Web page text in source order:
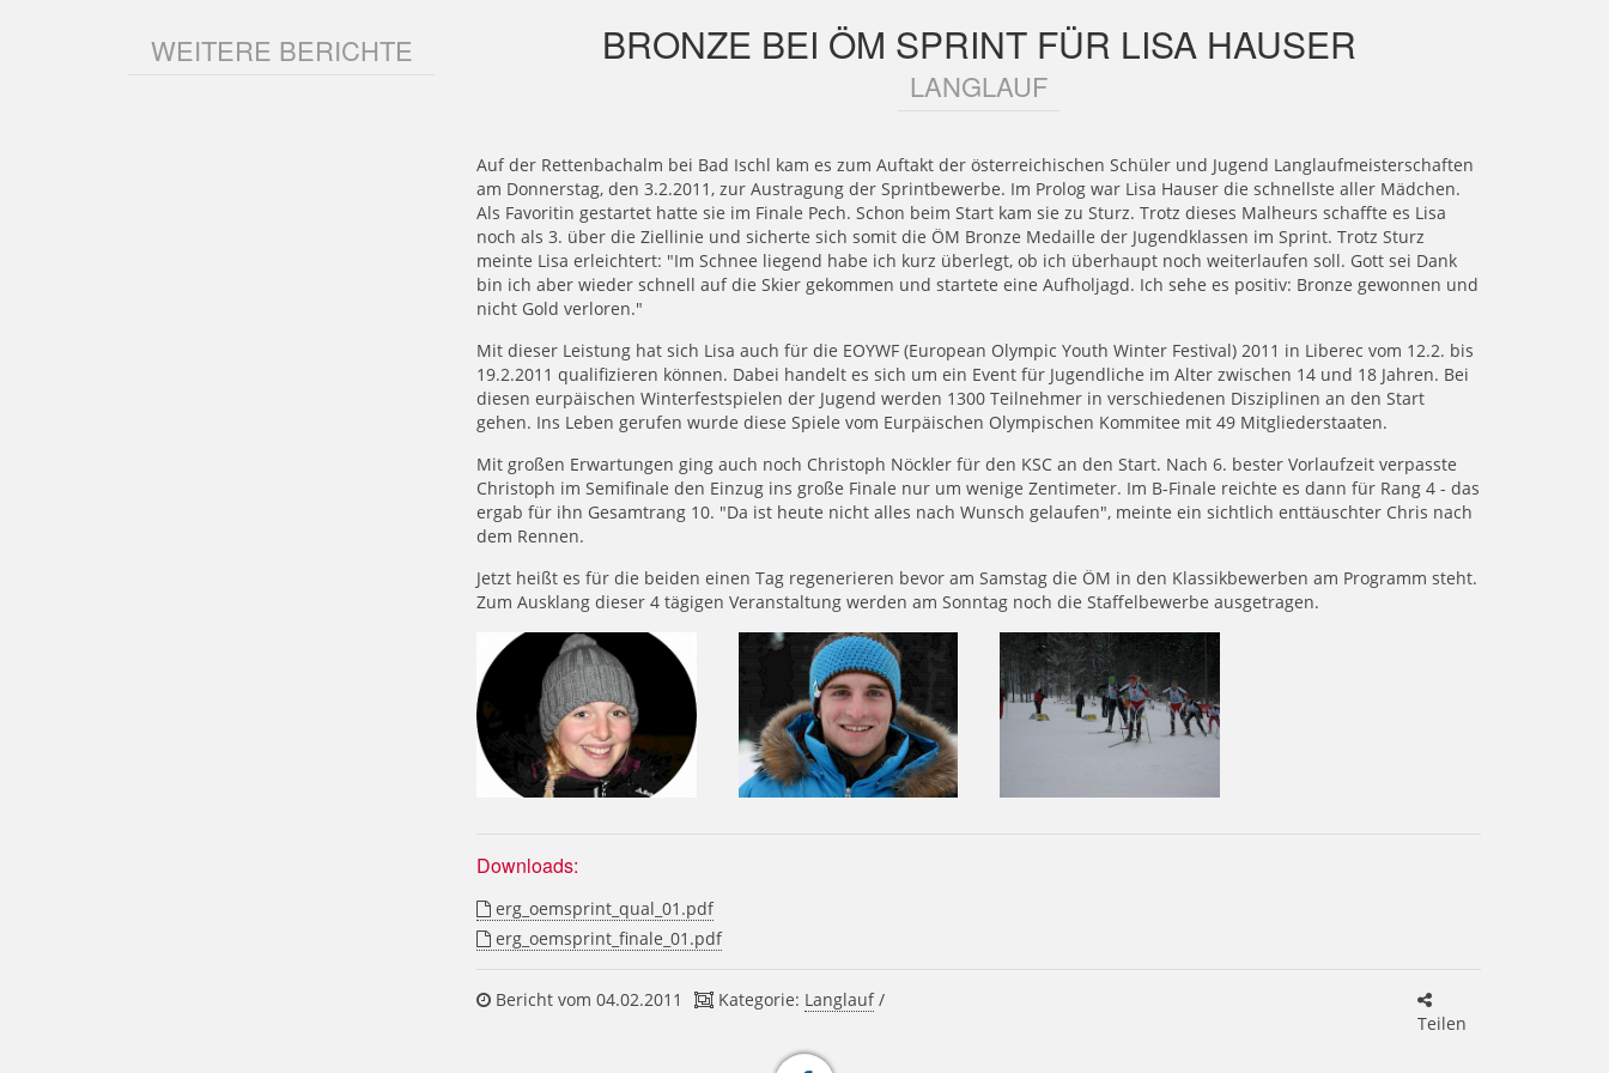
BRONZE BEI ÖM SPRINT FÜR LISA HAUSER
LANGLAUF
Auf der Rettenbachalm bei Bad Ischl kam es zum Auftakt der österreichischen Schüler und Jugend Langlaufmeisterschaften
am Donnerstag, den 3.2.2011, zur Austragung der Sprintbewerbe. Im Prolog war Lisa Hauser die schnellste aller Mädchen.
Als Favoritin gestartet hatte sie im Finale Pech. Schon beim Start kam sie zu Sturz. Trotz dieses Malheurs schaffte es Lisa
noch als 3. über die Ziellinie und sicherte sich somit die ÖM Bronze Medaille der Jugendklassen im Sprint. Trotz Sturz
meinte Lisa erleichtert: "Im Schnee liegend habe ich kurz überlegt, ob ich überhaupt noch weiterlaufen soll. Gott sei Dank
bin ich aber wieder schnell auf die Skier gekommen und startete eine Aufholjagd. Ich sehe es positiv: Bronze gewonnen und
nicht Gold verloren."
Mit dieser Leistung hat sich Lisa auch für die EOYWF (European Olympic Youth Winter Festival) 2011 in Liberec vom 12.2. bis
19.2.2011 qualifizieren können. Dabei handelt es sich um ein Event für Jugendliche im Alter zwischen 14 und 18 Jahren. Bei
diesen eurpäischen Winterfestspielen der Jugend werden 1300 Teilnehmer in verschiedenen Disziplinen an den Start
gehen. Ins Leben gerufen wurde diese Spiele vom Eurpäischen Olympischen Kommitee mit 49 Mitgliederstaaten.
Mit großen Erwartungen ging auch noch Christoph Nöckler für den KSC an den Start. Nach 6. bester Vorlaufzeit verpasste
Christoph im Semifinale den Einzug ins große Finale nur um wenige Zentimeter. Im B-Finale reichte es dann für Rang 4 - das
ergab für ihn Gesamtrang 10. "Da ist heute nicht alles nach Wunsch gelaufen", meinte ein sichtlich enttäuschter Chris nach
dem Rennen.
Jetzt heißt es für die beiden einen Tag regenerieren bevor am Samstag die ÖM in den Klassikbewerben am Programm steht.
Zum Ausklang dieser 4 tägigen Veranstaltung werden am Sonntag noch die Staffelbewerbe ausgetragen.
Downloads:
erg_oemsprint_qual_01.pdf
erg_oemsprint_finale_01.pdf
Bericht vom 04.02.2011 Kategorie: Langlauf/
Teilen
WEITERE BERICHTE